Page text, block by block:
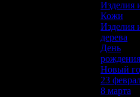
Ювелирные
Малахит
Изделия
Кожи
Изделия
дерева
День
рождения
Новый
23
8 марта